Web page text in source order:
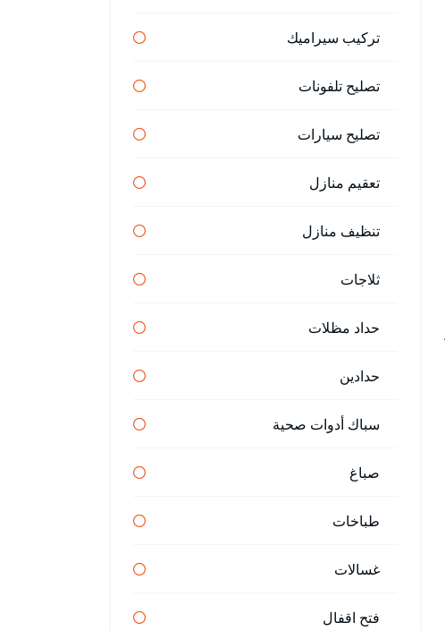
تركيب سيراميك
تصليح تلفونات
تصليح سيارات
تعقيم منازل
تنظيف منازل
ثلاجات
حداد مظلات
حدادين
سباك أدوات صحية
صباغ
طباخات
غسالات
فتح اقفال